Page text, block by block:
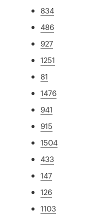
834
486
927
1251
81
1476
941
915
1504
433
147
126
1103